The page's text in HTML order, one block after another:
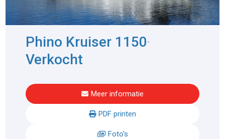
Phino Kruiser 1150-
Verkocht
Meer informatie
PDF printen
Foto's